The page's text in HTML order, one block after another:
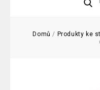
Domů / Produkty ke